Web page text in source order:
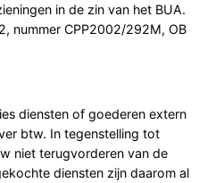
in de zin van het BUA.
nummer CPP2002/292M, OB
diensten of goederen extern
btw. In tegenstelling tot
niet terugvorderen van de
diensten zijn daarom al